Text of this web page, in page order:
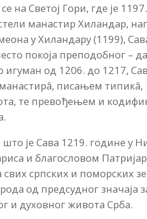
Светој Гори, где је
манастир Хиландар,
у Хиландару (1199),
покоја преподобног –
игуман од 1206. до 1217,
писањем типикâ,
те превођењем и
је Сава 1219. године у
и благословом
српских и поморских
од предсудног значаја
и духовног живота Срба.